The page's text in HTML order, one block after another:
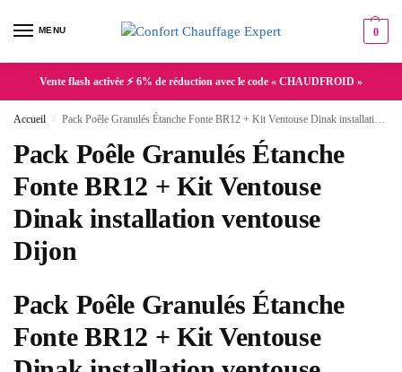
MENU 0
Vente flash activée ⚡ 6% de réduction avec le code « CHAUDFROID »
Accueil / Pack Poêle Granulés Étanche Fonte BR12 + Kit Ventouse Dinak installation ventouse Dijon
Pack Poêle Granulés Étanche
Fonte BR12 + Kit Ventouse
Dinak installation ventouse
Dijon
Pack Poêle Granulés Étanche
Fonte BR12 + Kit Ventouse